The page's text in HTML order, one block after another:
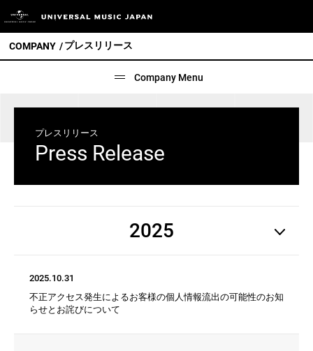
COMPANY プレスリリース
Company Menu
プレスリリース
Press Release
2025
2026 2025
2019 2018 2017
2025.10.31
不正アクセス発生によるお客様の個人情報流出の可能性のお知
らせとお詫びについて